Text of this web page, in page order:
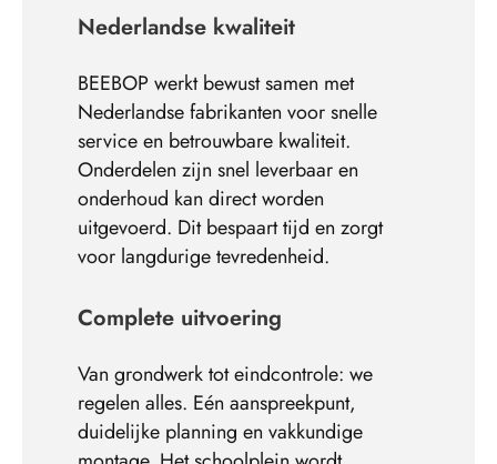
Nederlandse kwaliteit
BEEBOP werkt bewust samen met
Nederlandse fabrikanten voor snelle
service en betrouwbare kwaliteit.
Onderdelen zijn snel leverbaar en
onderhoud kan direct worden
uitgevoerd. Dit bespaart tijd en zorgt
voor langdurige tevredenheid.
Complete uitvoering
Van grondwerk tot eindcontrole: we
regelen alles. Eén aanspreekpunt,
duidelijke planning en vakkundige